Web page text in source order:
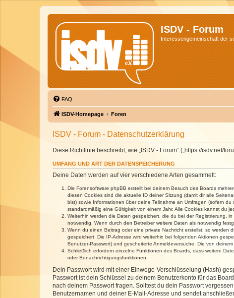
ISDV - Forum
Interessengemeinschaft der
FAQ
ISDV-Homepage Foren
ISDV - Forum - Datenschutzerklärung
Diese Richtlinie beschreibt, wie „ISDV - Forum“ („https://isdv.net/
UMFANG UND ART DER DATENSPEICHERUNG
Deine Daten werden auf vier verschiedene Arten gesammelt:
Die Forensoftware phpBB erstellt bei deinem Besuch des Boards
diesen Cookies sind die aktuelle ID deiner Sitzung (damit dir alle
bist) sowie Informationen über deine Teilnahme an Umfragen (sofern
standardmäßig eine Gültigkeit von einem Jahr. Alle Cookies kannst du
Weiterhin werden die Daten gespeichert, die du bei der Registrierung,
notwendig. Wenn durch den Betreiber weitere Daten als notwendig
Wenn du einen Beitrag oder eine private Nachricht erstellst, so
gespeichert. Die IP-Adresse wird weiterhin bei folgenden Aktionen
Benutzer-Passwort) und gescheiterte Anmeldeversuche. Die von
Schließlich erfordern einzelne Funktionen des Boards, dass weitere
oder Benachrichtigungsfunktionen.
Dein Passwort wird mit einer Einwege-Verschlüsselung (Hash)
Passwort ist dein Schlüssel zu deinem Benutzerkonto für das
nach deinem Passwort fragen. Solltest du dein Passwort
Benutzernamen und deiner E-Mail-Adresse und sendet